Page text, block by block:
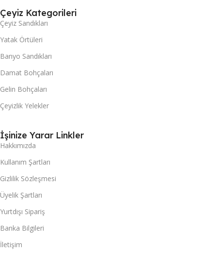
Çeyiz Kategorileri
Çeyiz Sandıkları
Yatak Örtüleri
Banyo Sandıkları
Damat Bohçaları
Gelin Bohçaları
Çeyizlik Yelekler
İşinize Yarar Linkler
Hakkımızda
Kullanım Şartları
Gizlilik Sözleşmesi
Üyelik Şartları
Yurtdışı Sipariş
Banka Bilgileri
İletişim